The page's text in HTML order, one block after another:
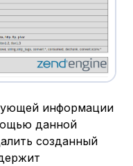
информации
данной
созданный